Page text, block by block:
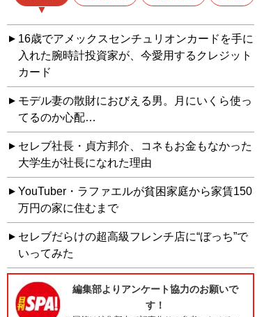
16歳でアメックスセンチュリオンカードを手に
入れた腕時計投資家が、今愛用するクレジット
カード
モデル妻の散財におびえる男。月にいくら使っ
てるのか心配…
セレブ社長・貞方邦介、コネもお金もなかった
大学生が社長になれた理由
YouTuber・ラファエルが貧困家庭から家賃150
万円の家に住むまで
セレブだらけの超高級フレンチ店に“ぼっち”で
いってみた